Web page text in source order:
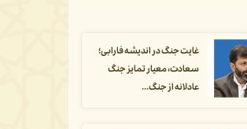
غایت جنگ در اندیشه فارابی؛
سعادت، معیار تمایز جنگ
عادلانه از جنگ...